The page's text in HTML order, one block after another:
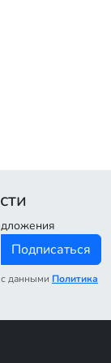
Подписаться
данными Политика